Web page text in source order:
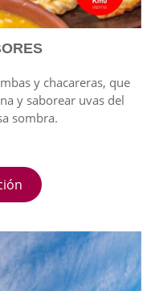
y chacareras, que
y saborear uvas del
sombra.